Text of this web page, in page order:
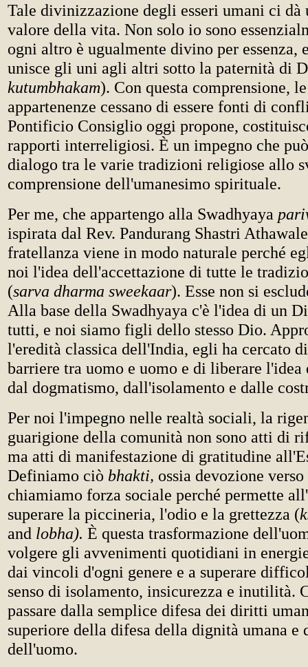
Tale divinizzazione degli esseri umani ci dà
valore della vita. Non solo io sono
ogni altro è ugualmente divino per essenza,
unisce gli uni agli altri sotto la paternità di
kutumbhakam). Con questa comprensione,
appartenenze cessano di essere fonti di
Pontificio Consiglio oggi propone,
rapporti interreligiosi. È un impegno che
dialogo tra le varie tradizioni religiose allo
comprensione dell'umanesimo spirituale.
Per me, che appartengo alla Swadhyaya
ispirata dal Rev. Pandurang Shastri
fratellanza viene in modo naturale perché
noi l'idea dell'accettazione di tutte le
(sarva dharma sweekaar). Esse non si
Alla base della Swadhyaya c'è l'idea di un
tutti, e noi siamo figli dello stesso Dio.
l'eredità classica dell'India, egli ha cercato
barriere tra uomo e uomo e di liberare
dal dogmatismo, dall'isolamento e dalle
Per noi l'impegno nelle realtà sociali, la
guarigione della comunità non sono atti di
ma atti di manifestazione di gratitudine
Definiamo ciò bhakti, ossia devozione
chiamiamo forza sociale perché permette
superare la piccineria, l'odio e la grettezza (
and lobha). È questa trasformazione
volgere gli avvenimenti quotidiani in
dai vincoli d'ogni genere e a superare
senso di isolamento, insicurezza e inutilità.
passare dalla semplice difesa dei diritti
superiore della difesa della dignità umana e
dell'uomo.